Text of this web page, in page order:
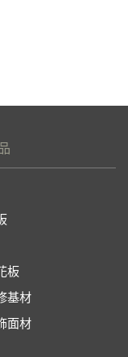
板
基材
面材